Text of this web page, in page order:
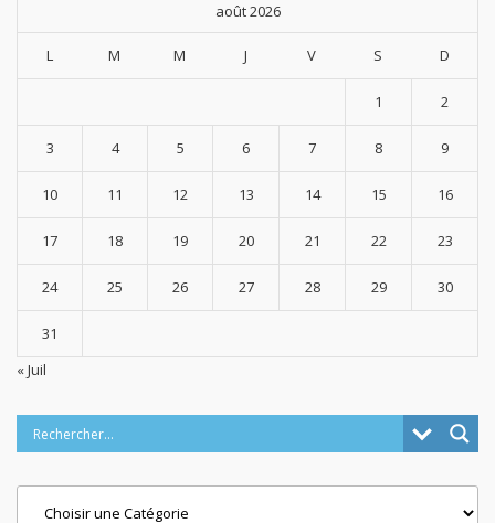
août 2026
L M M J V S D
1 2
3 4 5 6 7 8 9
10 11 12 13 14 15 16
17 18 19 20 21 22 23
24 25 26 27 28 29 30
31
« Juil